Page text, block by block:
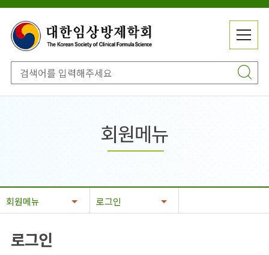
전
메
뉴
메
기
회원메뉴
회원메뉴 로그인
로그인